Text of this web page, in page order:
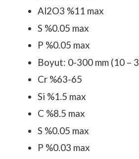
Al2O3 %11 max
S %0.05 max
P %0.05 max
Boyut: 0-300 mm (10 –
Cr %63-65
Si %1.5 max
C %8.5 max
S %0.05 max
P %0.03 max